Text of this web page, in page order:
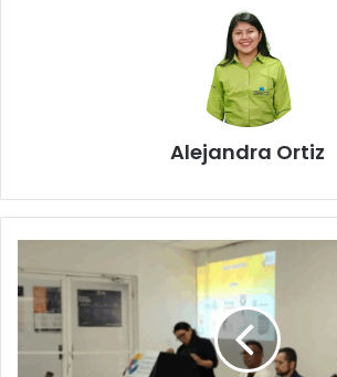
Alejandra Ortiz
del
Turismo
en
Unión: